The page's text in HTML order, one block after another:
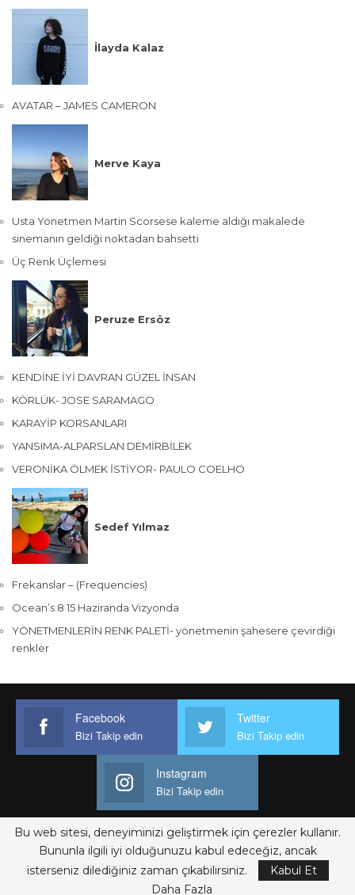
İlayda Kalaz
AVATAR – JAMES CAMERON
Merve Kaya
Usta Yönetmen Martin Scorsese kaleme aldığı makalede
sinemanın geldiği noktadan bahsetti
Üç Renk Üçlemesi
Peruze Ersöz
KENDİNE İYİ DAVRAN GÜZEL İNSAN
KÖRLÜK- JOSE SARAMAGO
KARAYİP KORSANLARI
YANSIMA-ALPARSLAN DEMİRBİLEK
VERONİKA ÖLMEK İSTİYOR- PAULO COELHO
Sedef Yılmaz
Frekanslar – (Frequencies)
Ocean’s 8 15 Haziranda Vizyonda
YÖNETMENLERİN RENK PALETİ- yönetmenin şahesere çevirdiği
renkler
Facebook
Bizi Takip edin
Twitter
Bizi Takip edin
Instagram
Bizi Takip edin
© 2026 - SineKulis. All Rights Reserved.
Website Design:Burak Güven
Bu web sitesi, deneyiminizi geliştirmek için çerezler kullanır.
Bununla ilgili iyi olduğunuzu kabul edeceğiz, ancak
isterseniz dilediğiniz zaman çıkabilirsiniz.
Kabul Et
Daha Fazla